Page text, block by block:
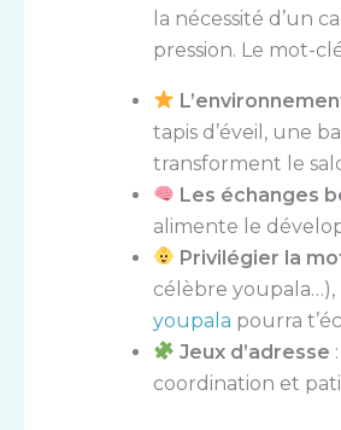
la nécessité d’un
pression. Le mot-
tapis d’éveil, une
transforment le
Les échanges
alimente le
Privilégier la
célèbre
youpala pourra
Jeux d’adresse
coordination et